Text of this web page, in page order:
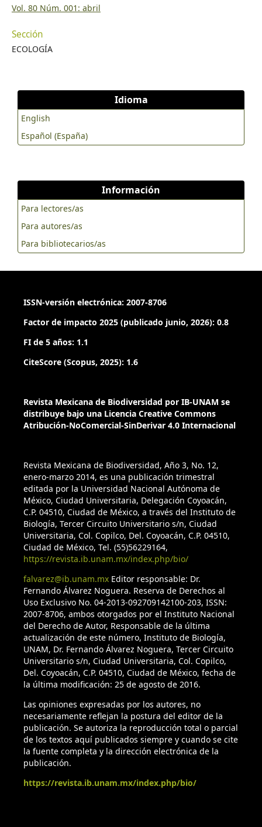
Vol. 80 Núm. 001: abril
Sección
ECOLOGÍA
Idioma
English
Español (España)
Información
Para lectores/as
Para autores/as
Para bibliotecarios/as
ISSN-versión electrónica: 2007-8706
Factor de impacto 2025 (publicado junio, 2026): 0.8
FI de 5 años: 1.1
CiteScore (Scopus, 2025): 1.6
Revista Mexicana de Biodiversidad por IB-UNAM se
distribuye bajo una Licencia Creative Commons
Atribución-NoComercial-SinDerivar 4.0 Internacional
Revista Mexicana de Biodiversidad, Año 3, No. 12,
enero-marzo 2014, es una publicación trimestral
editada por la Universidad Nacional Autónoma de
México, Ciudad Universitaria, Delegación Coyoacán,
C.P. 04510, Ciudad de México, a través del Instituto de
Biología, Tercer Circuito Universitario s/n, Ciudad
Universitaria, Col. Copilco, Del. Coyoacán, C.P. 04510,
Ciudad de México, Tel. (55)56229164,
https://revista.ib.unam.mx/index.php/bio/
falvarez@ib.unam.mxEditor responsable: Dr.
Fernando Álvarez Noguera. Reserva de Derechos al
Uso Exclusivo No. 04-2013-092709142100-203, ISSN:
2007-8706, ambos otorgados por el Instituto Nacional
del Derecho de Autor, Responsable de la última
actualización de este número, Instituto de Biología,
UNAM, Dr. Fernando Álvarez Noguera, Tercer Circuito
Universitario s/n, Ciudad Universitaria, Col. Copilco,
Del. Coyoacán, C.P. 04510, Ciudad de México, fecha de
la última modificación: 25 de agosto de 2016.
Las opiniones expresadas por los autores, no
necesariamente reflejan la postura del editor de la
publicación. Se autoriza la reproducción total o parcial
de los textos aquí publicados siempre y cuando se cite
la fuente completa y la dirección electrónica de la
publicación.
https://revista.ib.unam.mx/index.php/bio/